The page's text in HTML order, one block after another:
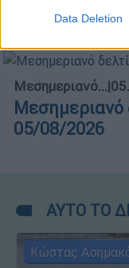
Data Deletion
Αθλητικό
Μεσημεριανό...|
Μεσημεριανό
05/08/2026
ΑΥΤΟ ΤΟ
Κώστας